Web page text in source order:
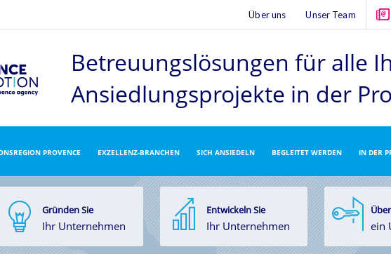
Unser Team
Über uns
Betreuungslösungen für alle
Ansiedlungsprojekte in der
PROVENCE EXZELLENZ-BRANCHEN SICH ANSIEDELN BEGLEITET WERDEN IN DER
Gründen Sie
Ihr Unternehmen
Entwickeln Sie
Ihr Unternehmen ein